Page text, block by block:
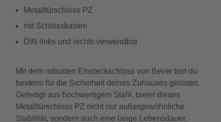
Metalltürschloss PZ
mit Schlosskasten
DIN links und rechts verwendbar
Mit dem robusten Einsteckschloss von Bever bist du
bestens für die Sicherheit deines Zuhauses gerüstet.
Gefertigt aus hochwertigem Stahl, bietet dieses
Metalltürschloss PZ nicht nur außergewöhnliche
Stabilität, sondern auch eine lange Lebensdauer.